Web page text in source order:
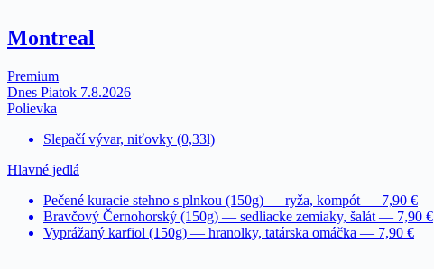
Montreal
Premium
Dnes Piatok 7.8.2026
Polievka
Slepačí vývar, niťovky (0,33l)
Hlavné jedlá
Pečené kuracie stehno s plnkou (150g) — ryža, kompót — 7,90 €
Bravčový Černohorský (150g) — sedliacke zemiaky, šalát — 7,90 €
Vyprážaný karfiol (150g) — hranolky, tatárska omáčka — 7,90 €